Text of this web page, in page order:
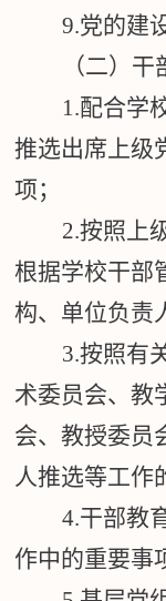
9.党的建
（二）
1.配合学
推选出席上级
项；
2.按照上
根据学校干部
构、单位负责
3.按照有
术委员会、教
会、教授委员
人推选等工作
4.干部教
作中的重要事